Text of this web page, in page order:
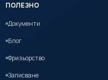
ПОЛЕЗНО
Документи
Блог
Фризьорство
Записване